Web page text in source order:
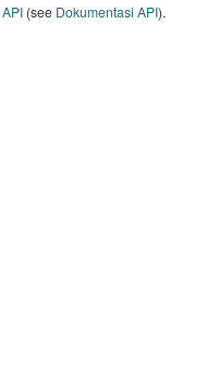
API(see Dokumentasi API).